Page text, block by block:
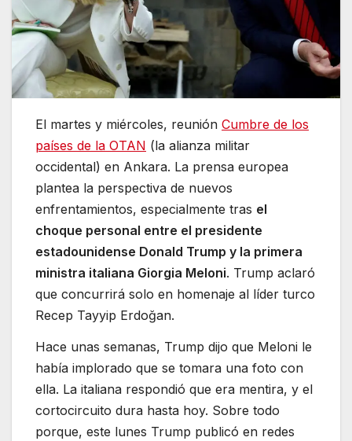
El martes y miércoles, reunión Cumbre de los
países de la OTAN (la alianza militar
occidental) en Ankara. La prensa europea
plantea la perspectiva de nuevos
enfrentamientos, especialmente tras el
choque personal entre el presidente
estadounidense Donald Trump y la primera
ministra italiana Giorgia Meloni. Trump aclaró
que concurrirá solo en homenaje al líder turco
Recep Tayyip Erdoğan.
Hace unas semanas, Trump dijo que Meloni le
había implorado que se tomara una foto con
ella. La italiana respondió que era mentira, y el
cortocircuito dura hasta hoy. Sobre todo
porque, este lunes Trump publicó en redes